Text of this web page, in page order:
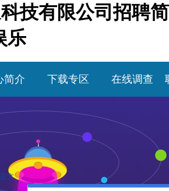
技有限公司招聘简
乐
简介 下载专区 在线调查
正文